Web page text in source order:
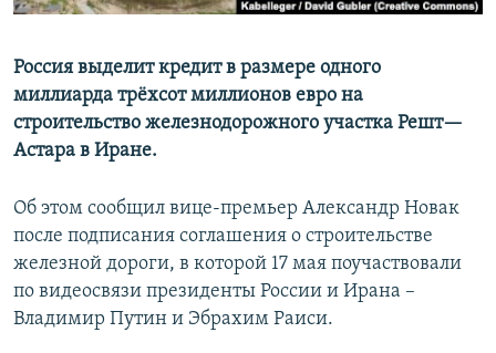
Россия выделит кредит в размере одного
миллиарда трёхсот миллионов евро на
строительство железнодорожного участка Решт—
Астара в Иране.
Об этом сообщил вице-премьер Александр Новак
после подписания соглашения о строительстве
железной дороги, в которой 17 мая поучаствовали
по видеосвязи президенты России и Ирана –
Владимир Путин и Эбрахим Раиси.